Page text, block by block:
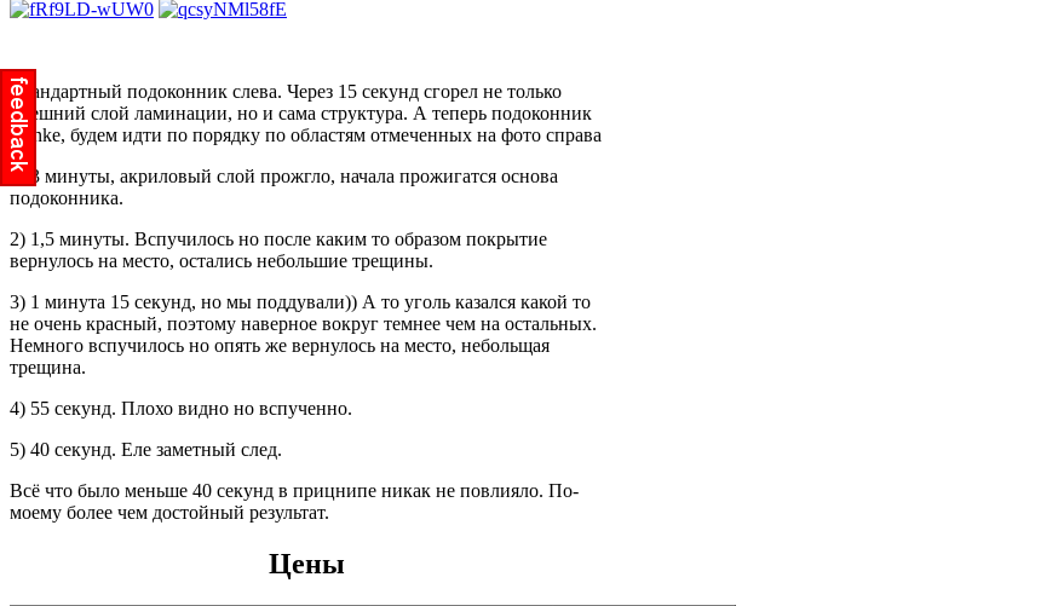
Стандартный подоконник слева. Через 15 секунд сгорел не только
внешний слой ламинации, но и сама структура. А теперь подоконник
Danke, будем идти по порядку по областям отмеченных на фото справа
1) 3 минуты, акриловый слой прожгло, начала прожигатся основа
подоконника.
2) 1,5 минуты. Вспучилось но после каким то образом покрытие
вернулось на место, остались небольшие трещины.
3) 1 минута 15 секунд, но мы поддували)) А то уголь казался какой то
не очень красный, поэтому наверное вокруг темнее чем на остальных.
Немного вспучилось но опять же вернулось на место, небольщая
трещина.
4) 55 секунд. Плохо видно но вспученно.
5) 40 секунд. Еле заметный след.
Всё что было меньше 40 секунд в прицнипе никак не повлияло. По-
моему более чем достойный результат.
Цены